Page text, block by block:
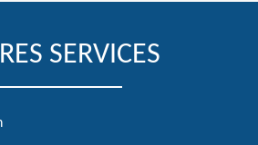
SERVICES